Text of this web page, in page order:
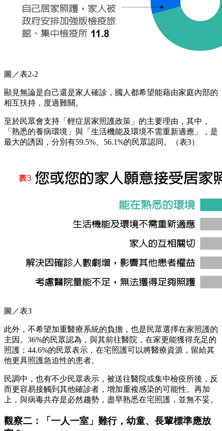
圖／表2-2
顯見無論是自己還是家人確診，國人都希望能藉由家庭內部的
相互扶持，度過難關。
至於民眾會支持「輕症居家照護政策」的主要理由，其中，
「熟悉的養病環境」與「生活機能及環境不需重新適應」，是
最大的誘因，分別有59.5%、56.1%的民眾認同。（表3）
圖／表3
此外，不希望加重醫療系統的負擔，也是民眾選擇在家照護的
主因。36%的民眾認為，與其前往醫院，在家更能獲得充足的
照護；44.6%的民眾表示，在宅照護可以將醫療資源，留給其
他更具照護急迫性的患者。
民調中，也有不少民眾表示，被送往醫院或集中檢疫所後，反
而更容易接觸到其他確診者，增加重複感染的可能性。再加
上，與病毒共存是必然趨勢，盡早熟悉在宅照護，並無不妥。
觀察二：「一人一室」難行，幼童、長輩標準應放